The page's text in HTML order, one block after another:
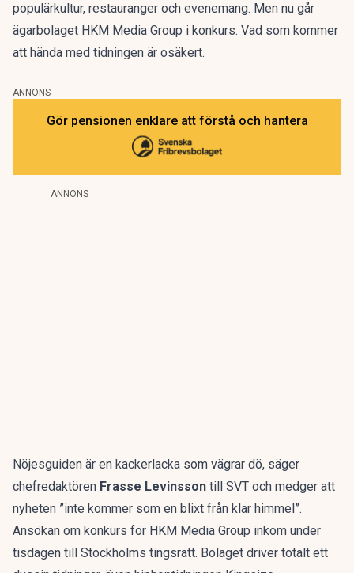
populärkultur, restauranger och evenemang. Men nu går
ägarbolaget HKM Media Group i konkurs. Vad som kommer
att hända med tidningen är osäkert.
ANNONS
Gör pensionen enklare att förstå och hantera
ANNONS
Nöjesguiden är en kackerlacka som vägrar dö, säger
chefredaktören Frasse Levinsson till SVT och medger att
nyheten ”inte kommer som en blixt från klar himmel”.
Ansökan om konkurs för HKM Media Group inkom under
tisdagen till Stockholms tingsrätt. Bolaget driver totalt ett